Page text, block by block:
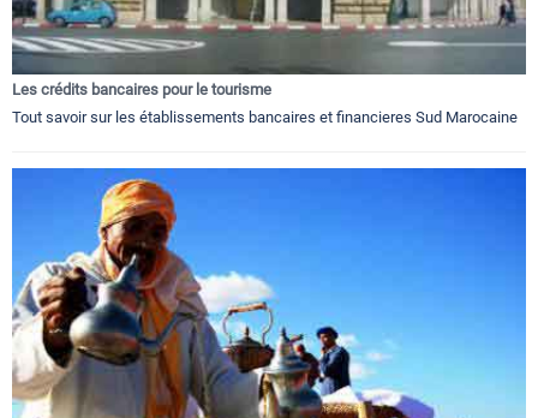
Les crédits bancaires pour le tourisme
Tout savoir sur les établissements bancaires et financieres Sud Marocaine